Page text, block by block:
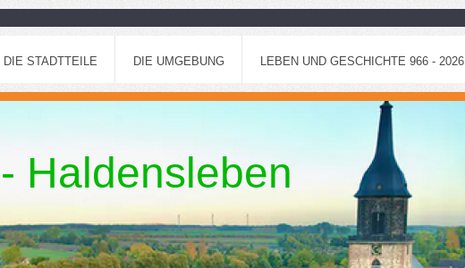
DIE STADTTEILE DIE UMGEBUNG LEBEN UND GESCHICHTE 966 - 2026
Haldensleben